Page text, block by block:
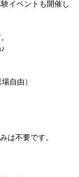
イベントも開催し
自由）
は不要です。